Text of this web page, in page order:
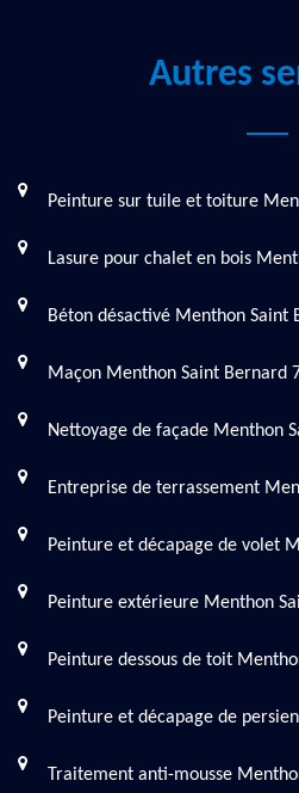
Autres
Peinture sur tuile et toiture
Lasure pour chalet en bois
Béton désactivé Menthon Saint
Maçon Menthon Saint Bernard
Nettoyage de façade Menthon
Entreprise de terrassement
Peinture et décapage de volet
Peinture extérieure Menthon
Peinture dessous de toit
Peinture et décapage de
Traitement anti-mousse